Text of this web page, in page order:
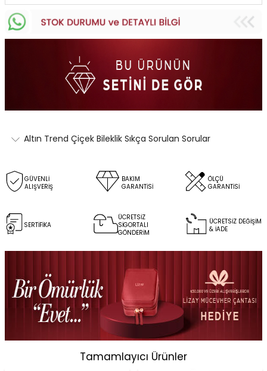
Altın Trend Çiçek Bileklik Sıkça Sorulan Sorular
GÜVENLİ
ALIŞVERİŞ
BAKIM
GARANTİSİ
ÖLÇÜ
GARANTİSİ
SERTİFİKA
ÜCRETSİZ
SİGORTALI
GÖNDERİM
ÜCRETSİZ DEĞİŞİM
& İADE
Tamamlayıcı Ürünler